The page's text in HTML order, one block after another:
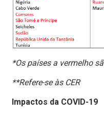
*Os países a vermelho
**Refere-se às CER
Impactos da COVID-19